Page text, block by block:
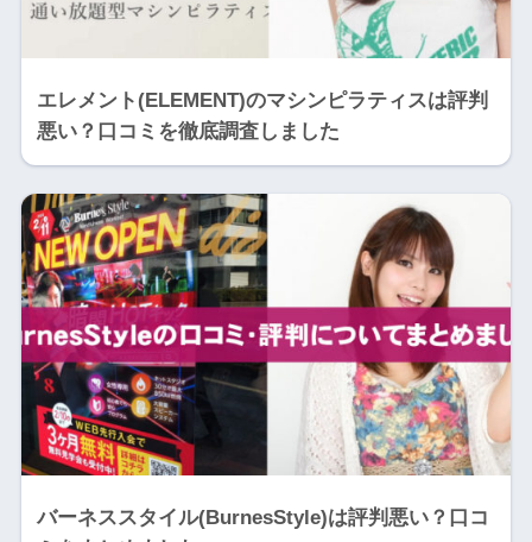
エレメント(ELEMENT)のマシンピラティスは評判
悪い？口コミを徹底調査しました
バーネススタイル(BurnesStyle)は評判悪い？口コ